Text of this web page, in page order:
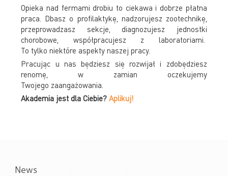
Opieka nad fermami drobiu to ciekawa i dobrze płatna
praca. Dbasz o profilaktykę, nadzorujesz zootechnikę,
przeprowadzasz sekcje, diagnozujesz jednostki
chorobowe, współpracujesz z laboratoriami.
To tylko niektóre aspekty naszej pracy.
Pracując u nas będziesz się rozwijał i zdobędziesz
renomę, w zamian oczekujemy
Twojego zaangażowania.
Akademia jest dla Ciebie?Aplikuj!
News